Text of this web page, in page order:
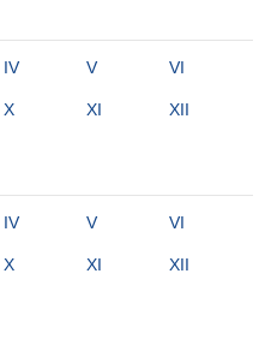
IV V VI
X XI XII
IV V VI
X XI XII